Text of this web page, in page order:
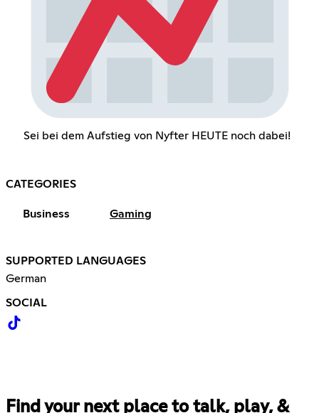
Sei bei dem Aufstieg von Nyfter HEUTE noch dabei!
CATEGORIES
Business Gaming
SUPPORTED LANGUAGES
German
SOCIAL
Find your next place to talk, play, &